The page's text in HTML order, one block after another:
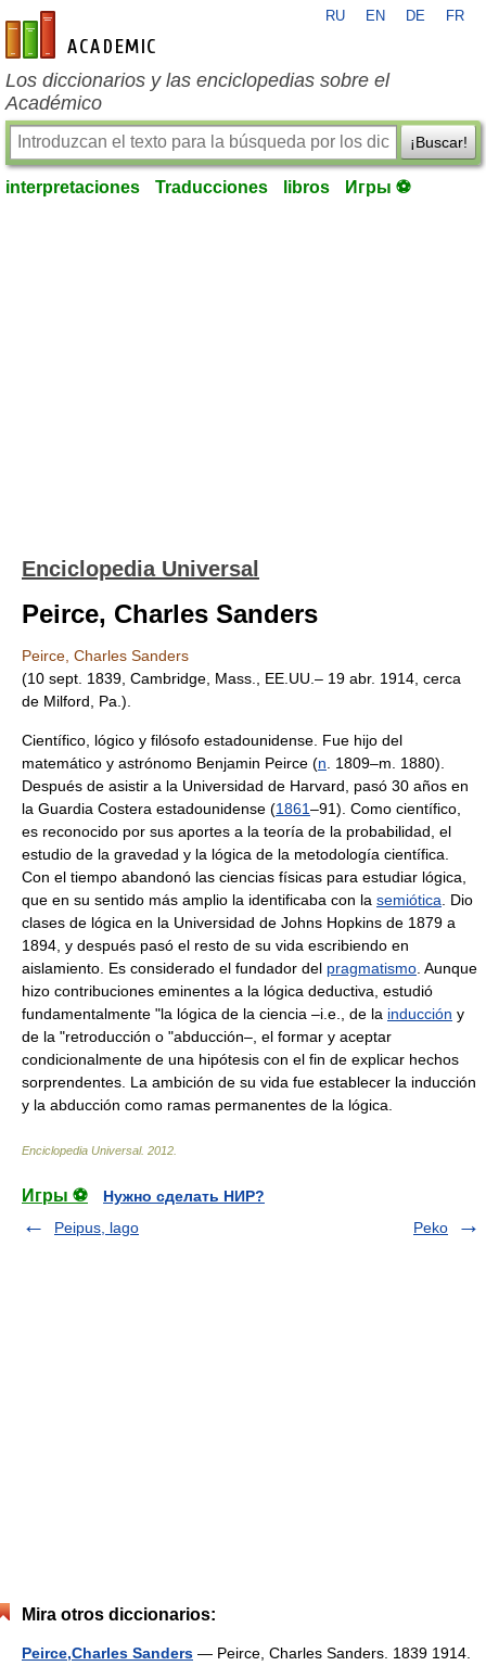
es-academic.com
RU EN DE FR
Los diccionarios y las enciclopedias sobre el
Académico
¡Buscar!
interpretaciones Traducciones libros Игры ⚽
Enciclopedia Universal
Peirce, Charles Sanders
Peirce, Charles Sanders
(10 sept. 1839, Cambridge, Mass., EE.UU.– 19 abr. 1914, cerca
de Milford, Pa.).
Científico, lógico y filósofo estadounidense. Fue hijo del
matemático y astrónomo Benjamin Peirce (n . 1809–m. 1880).
Después de asistir a la Universidad de Harvard, pasó 30 años en
la Guardia Costera estadounidense (1861–91). Como científico,
es reconocido por sus aportes a la teoría de la probabilidad, el
estudio de la gravedad y la lógica de la metodología científica.
Con el tiempo abandonó las ciencias físicas para estudiar lógica,
que en su sentido más amplio la identificaba con la semiótica . Dio
clases de lógica en la Universidad de Johns Hopkins de 1879 a
1894, y después pasó el resto de su vida escribiendo en
aislamiento. Es considerado el fundador del pragmatismo . Aunque
hizo contribuciones eminentes a la lógica deductiva, estudió
fundamentalmente "la lógica de la ciencia –i.e., de la inducción y
de la "retroducción o "abducción–, el formar y aceptar
condicionalmente de una hipótesis con el fin de explicar hechos
sorprendentes. La ambición de su vida fue establecer la inducción
y la abducción como ramas permanentes de la lógica.
Enciclopedia Universal. 2012
Игры ⚽
Нужно сделать НИР?
Peipus, lago
Peko
Mira otros diccionarios:
Peirce,Charles Sanders — Peirce, Charles Sanders. 1839 1914.